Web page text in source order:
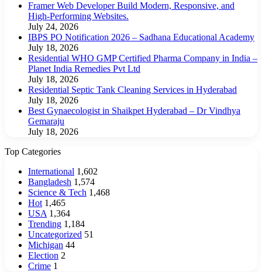
Framer Web Developer Build Modern, Responsive, and
High-Performing Websites.
July 24, 2026
IBPS PO Notification 2026 – Sadhana Educational Academy
July 18, 2026
Residential WHO GMP Certified Pharma Company in India –
Planet India Remedies Pvt Ltd
July 18, 2026
Residential Septic Tank Cleaning Services in Hyderabad
July 18, 2026
Best Gynaecologist in Shaikpet Hyderabad – Dr Vindhya
Gemaraju
July 18, 2026
Top Categories
International 1,602
Bangladesh 1,574
Science & Tech 1,468
Hot 1,465
USA 1,364
Trending 1,184
Uncategorized 51
Michigan 44
Election 2
Crime 1